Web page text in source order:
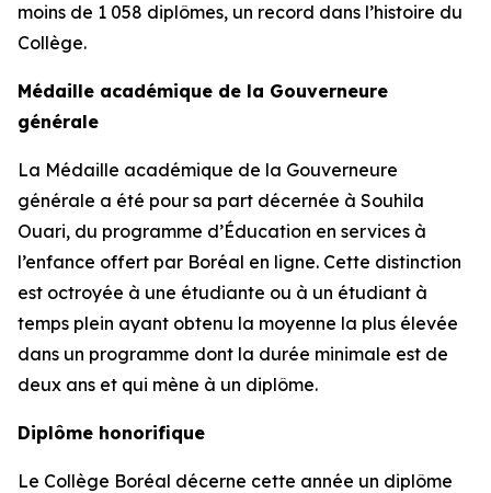
moins de 1 058 diplômes, un record dans l’histoire du
Collège.
Médaille académique de la Gouverneure
générale
La Médaille académique de la Gouverneure
générale a été pour sa part décernée à Souhila
Ouari, du programme d’Éducation en services à
l’enfance offert par Boréal en ligne. Cette distinction
est octroyée à une étudiante ou à un étudiant à
temps plein ayant obtenu la moyenne la plus élevée
dans un programme dont la durée minimale est de
deux ans et qui mène à un diplôme.
Diplôme honorifique
Le Collège Boréal décerne cette année un diplôme